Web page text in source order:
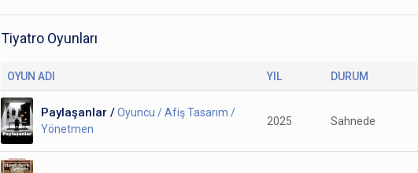
Tiyatro Oyunları
OYUN ADI YIL DURUM
Paylaşanlar /Oyuncu / Afiş Tasarım /
Yönetmen
2025 Sahnede